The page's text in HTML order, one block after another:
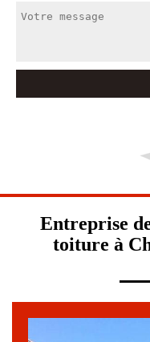
Entreprise
toiture à